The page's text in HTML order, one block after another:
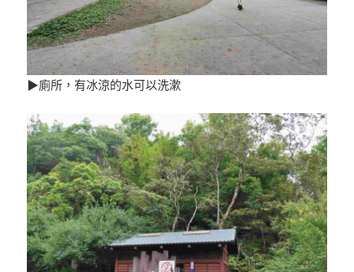
▶廁所，有冰涼的水可以洗漱